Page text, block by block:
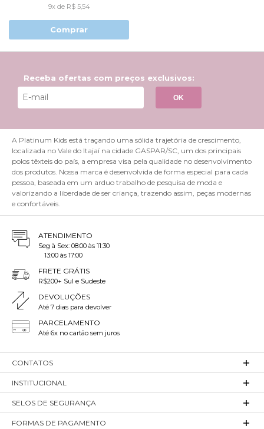
9x de R$ 5,54
Comprar
Receba ofertas com preços exclusivos:
OK
A Platinum Kids está traçando uma sólida trajetória de crescimento,
localizada no Vale do Itajaí na cidade GASPAR/SC, um dos principais
polos têxteis do país, a empresa visa pela qualidade no desenvolvimento
dos produtos. Nossa marca é desenvolvida de forma especial para cada
pessoa, baseada em um arduo trabalho de pesquisa de moda e
valorizando a liberdade de ser criança, trazendo assim, peças modernas
e confortáveis.
ATENDIMENTO
Seg à Sex: 08:00 às 11:30
13:00 às 17:00
FRETE GRÁTIS
R$200+ Sul e Sudeste
DEVOLUÇÕES
Até 7 dias para devolver
PARCELAMENTO
Até 6x no cartão sem juros
CONTATOS
INSTITUCIONAL
SELOS DE SEGURANÇA
FORMAS DE PAGAMENTO